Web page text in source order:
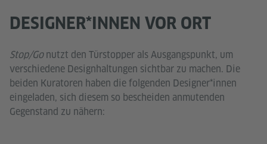
DESIGNER*INNEN VOR ORT
Stop/Gonutzt den Türstopper als Ausgangspunkt, um
verschiedene Designhaltungen sichtbar zu machen. Die
beiden Kuratoren haben die folgenden Designer*innen
eingeladen, sich diesem so bescheiden anmutenden
Gegenstand zu nähern: